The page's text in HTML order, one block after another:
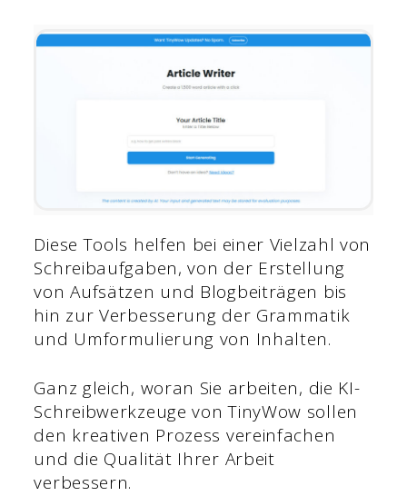
Diese Tools helfen bei einer Vielzahl von
Schreibaufgaben, von der Erstellung
von Aufsätzen und Blogbeiträgen bis
hin zur Verbesserung der Grammatik
und Umformulierung von Inhalten.
Ganz gleich, woran Sie arbeiten, die KI-
Schreibwerkzeuge von TinyWow sollen
den kreativen Prozess vereinfachen
und die Qualität Ihrer Arbeit
verbessern.